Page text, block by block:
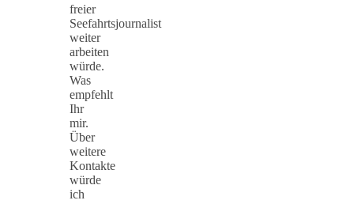
freier
Seefahrtsjournalist
weiter
arbeiten
würde.
Was
empfehlt
Ihr
mir.
Über
weitere
Kontakte
würde
ich